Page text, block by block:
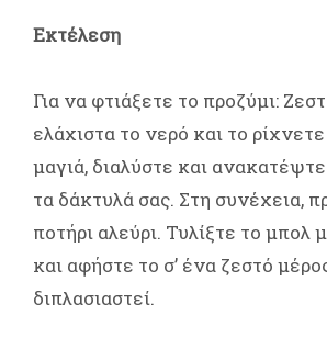
Εκτέλεση
Για να φτιάξετε το προζύμι:
ελάχιστα το νερό και το
μαγιά, διαλύστε και
τα δάκτυλά σας. Στη συνέχεια,
ποτήρι αλεύρι. Τυλίξτε το μπολ
και αφήστε το σ’ ένα ζεστό
διπλασιαστεί.